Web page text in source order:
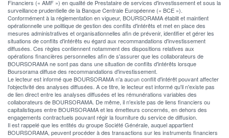
Financiers (« AMF ») en qualité de Prestataire de services d'investissement et sous la
surveillance prudentielle de la Banque Centrale Européenne (« BCE »).
Conformément à la réglementation en vigueur, BOURSORAMA établit et maintient
opérationnelle une politique de gestion des conflits d'intérêts et met en place des
mesures administratives et organisationnelles afin de prévenir, identifier et gérer les
situations de conflits d'intérêts eu égard aux recommandations d'investissement
diffusées. Ces règles contiennent notamment des dispositions relatives aux
opérations financières personnelles afin de s'assurer que les collaborateurs de
BOURSORAMA ne sont pas dans une situation de conflits d'intérêts lorsque
Boursorama diffuse des recommandations d'investissement.
Le lecteur est informé que BOURSORAMA n'a aucun conflit d'intérêt pouvant affecter
l'objectivité des analyses diffusées. A ce titre, le lecteur est informé qu'il n'existe pas
de lien direct entre les analyses diffusées et les rémunérations variables des
collaborateurs de BOURSORAMA. De même, il n'existe pas de liens financiers ou
capitalistiques entre BOURSORAMA et les émetteurs concernés, en dehors des
engagements contractuels pouvant régir la fourniture du service de diffusion.
Il est rappelé que les entités du groupe Société Générale, auquel appartient
BOURSORAMA, peuvent procéder à des transactions sur les instruments financiers